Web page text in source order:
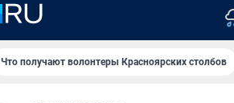
Что получают волонтеры Красноярских столбов